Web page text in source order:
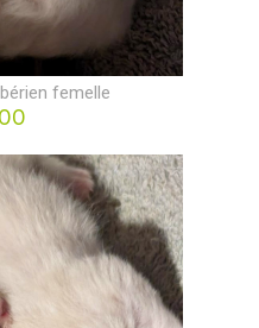
femelle